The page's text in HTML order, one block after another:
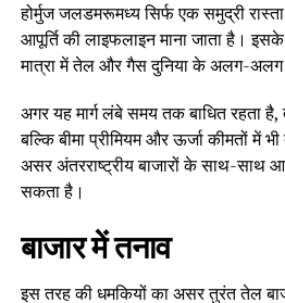
होर्मुज जलडमरूमध्य सिर्फ एक समुद्री
आपूर्ति की लाइफलाइन माना जाता है।
मात्रा में तेल और गैस दुनिया के अलग-अलग
अगर यह मार्ग लंबे समय तक बाधित रहता है,
बल्कि बीमा प्रीमियम और ऊर्जा कीमतों में
असर अंतरराष्ट्रीय बाजारों के साथ-साथ
सकता है।
बाजार में तनाव
इस तरह की धमकियों का असर तुरंत तेल